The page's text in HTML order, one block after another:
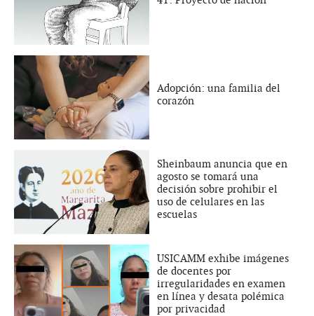
Adopción: una familia del
corazón
Sheinbaum anuncia que en
agosto se tomará una
decisión sobre prohibir el
uso de celulares en las
escuelas
USICAMM exhibe imágenes
de docentes por
irregularidades en examen
en línea y desata polémica
por privacidad